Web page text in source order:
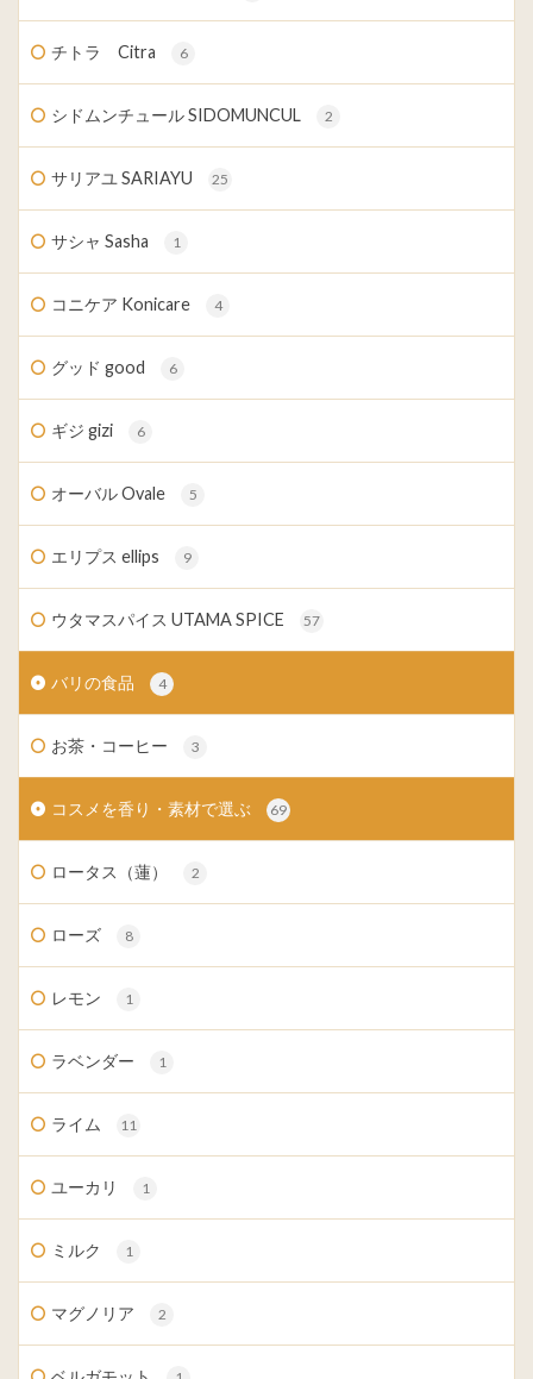
チトラ Citra 6
シドムンチュール SIDOMUNCUL 2
サリアユ SARIAYU 25
サシャ Sasha 1
コニケア Konicare 4
グッド good 6
ギジ gizi 6
オーバル Ovale 5
エリプス ellips 9
ウタマスパイス UTAMA SPICE 57
バリの食品 4
お茶・コーヒー 3
コスメを香り・素材で選ぶ 69
ロータス（蓮） 2
ローズ 8
レモン 1
ラベンダー 1
ライム 11
ユーカリ 1
ミルク 1
マグノリア 2